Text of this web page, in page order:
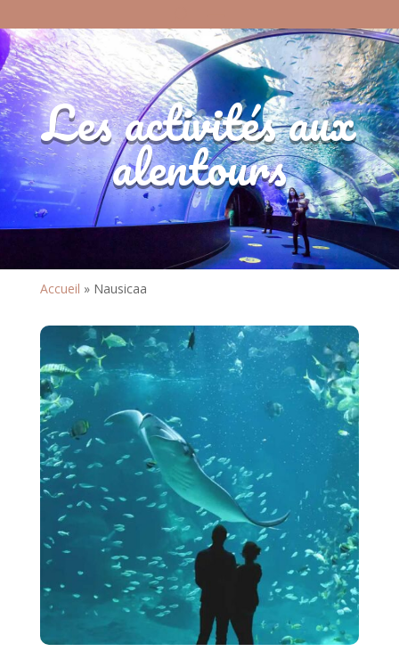
Les activités aux
alentours
Accueil » Nausicaa